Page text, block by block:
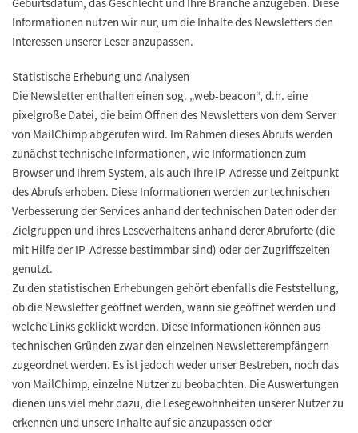
Informationen nutzen wir nur, um die Inhalte des Newsletters den
Interessen unserer Leser anzupassen.
Statistische Erhebung und Analysen
Die Newsletter enthalten einen sog. „web-beacon“, d.h. eine
pixelgroße Datei, die beim Öffnen des Newsletters von dem Server
von MailChimp abgerufen wird. Im Rahmen dieses Abrufs werden
zunächst technische Informationen, wie Informationen zum
Browser und Ihrem System, als auch Ihre IP-Adresse und Zeitpunkt
des Abrufs erhoben. Diese Informationen werden zur technischen
Verbesserung der Services anhand der technischen Daten oder der
Zielgruppen und ihres Leseverhaltens anhand derer Abruforte (die
mit Hilfe der IP-Adresse bestimmbar sind) oder der Zugriffszeiten
genutzt.
Zu den statistischen Erhebungen gehört ebenfalls die Feststellung,
ob die Newsletter geöffnet werden, wann sie geöffnet werden und
welche Links geklickt werden. Diese Informationen können aus
technischen Gründen zwar den einzelnen Newsletterempfängern
zugeordnet werden. Es ist jedoch weder unser Bestreben, noch das
von MailChimp, einzelne Nutzer zu beobachten. Die Auswertungen
dienen uns viel mehr dazu, die Lesegewohnheiten unserer Nutzer zu
erkennen und unsere Inhalte auf sie anzupassen oder